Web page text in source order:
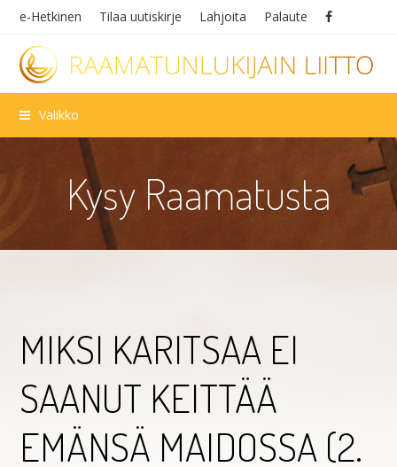
e-Hetkinen Tilaa uutiskirje Lahjoita Palaute
Valikko
Kysy Raamatusta
MIKSI KARITSAA EI
SAANUT KEITTÄÄ
EMÄNSÄ MAIDOSSA (2.